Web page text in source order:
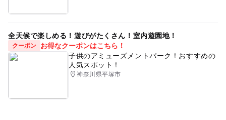
全天候で楽しめる！遊びがたくさん！室内遊園地！
クーポン
お得なクーポンはこちら！
子供のアミューズメントパーク！おすすめの
人気スポット！
神奈川県平塚市